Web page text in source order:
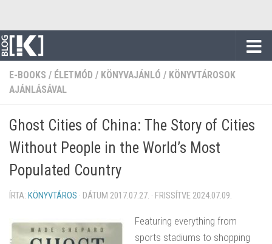
E-BOOKS / ÉLETMÓD / KÖNYVAJÁNLÓ / KÖNYVTÁROSOK
AJÁNLÁSÁVAL
Ghost Cities of China: The Story of Cities
Without People in the World’s Most
Populated Country
ÍRTA: KÖNYVTÁROS · DÁTUM 2017.07.27. · FRISSÍTVE 2024.07.09.
Featuring everything from
sports stadiums to shopping